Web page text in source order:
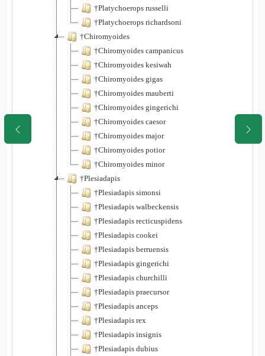
†Platychoerops russelli
†Platychoerops richardsoni
†Chiromyoides
†Chiromyoides campanicus
†Chiromyoides kesiwah
†Chiromyoides gigas
†Chiromyoides mauberti
†Chiromyoides gingerichi
†Chiromyoides caesor
†Chiromyoides major
†Chiromyoides potior
†Chiromyoides minor
†Plesiadapis
†Plesiadapis simonsi
†Plesiadapis walbeckensis
†Plesiadapis recticuspidens
†Plesiadapis cookei
†Plesiadapis berruensis
†Plesiadapis gingerichi
†Plesiadapis churchilli
†Plesiadapis praecursor
†Plesiadapis anceps
†Plesiadapis rex
†Plesiadapis insignis
†Plesiadapis dubius